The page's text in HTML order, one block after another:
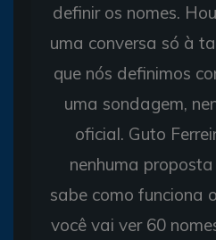
definir os nomes.
uma conversa só à
que nós definimos
uma sondagem,
oficial. Guto
nenhuma
sabe como funciona
você vai ver 60